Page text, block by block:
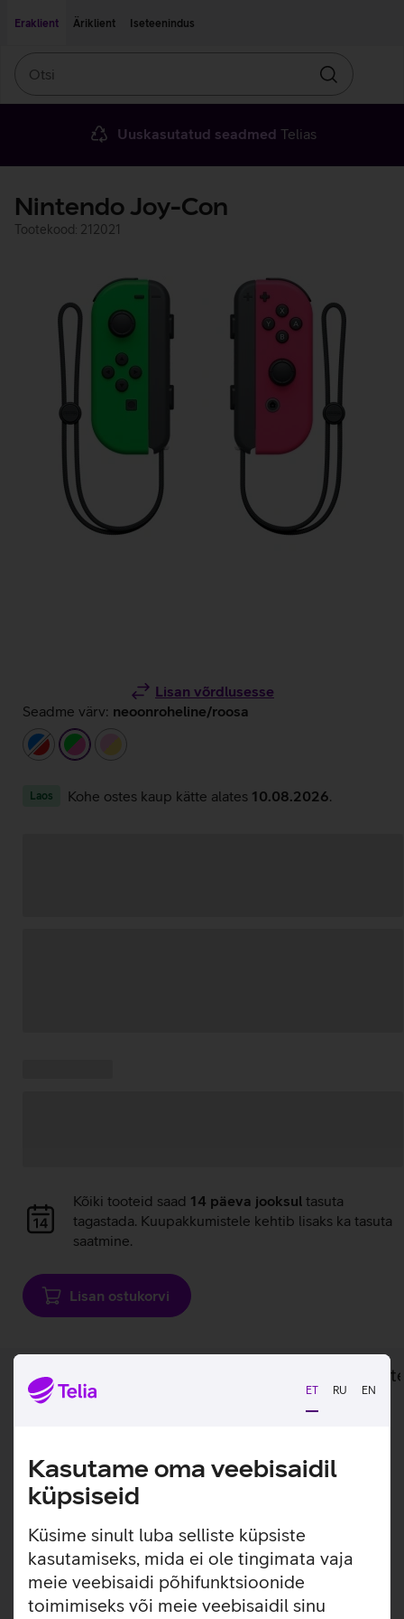
ET RU EN
Kasutame oma veebisaidil
küpsiseid
Küsime sinult luba selliste küpsiste
kasutamiseks, mida ei ole tingimata vaja
meie veebisaidi põhifunktsioonide
toimimiseks või meie veebisaidil sinu
Eraklient
Äriklient Iseteenindus
Otsin
Uuskasutatud seadmed Telias
Nintendo Joy-Con
Tootekood: 212021
Lisan võrdlusesse
Seadme värv: neoonroheline/roosa
sinine/punane
neoonroheline/roosa
heleroosa/kollane
Laos Kohe ostes kaup kätte alates 10.08.2026
Andmete
laadimine
Kõiki tooteid saad 14 päeva jooksul tasuta
tagastada. Kuupakkumistele kehtib lisaks ka tasuta
saatmine.
Lisan ostukorvi
Lisainfo
mitmekülgset mängukogemust igale
mängijale.
mängust: mängi üksi, koos sõbraga või kinnita need otse
Nintendo Switch konsoolile. Täiendavate pultidega on
võimalik Nintendo Switch OLED konsoolil mängida lausa
neljakesi. Puldid on varustatud liikumisanduritega ning